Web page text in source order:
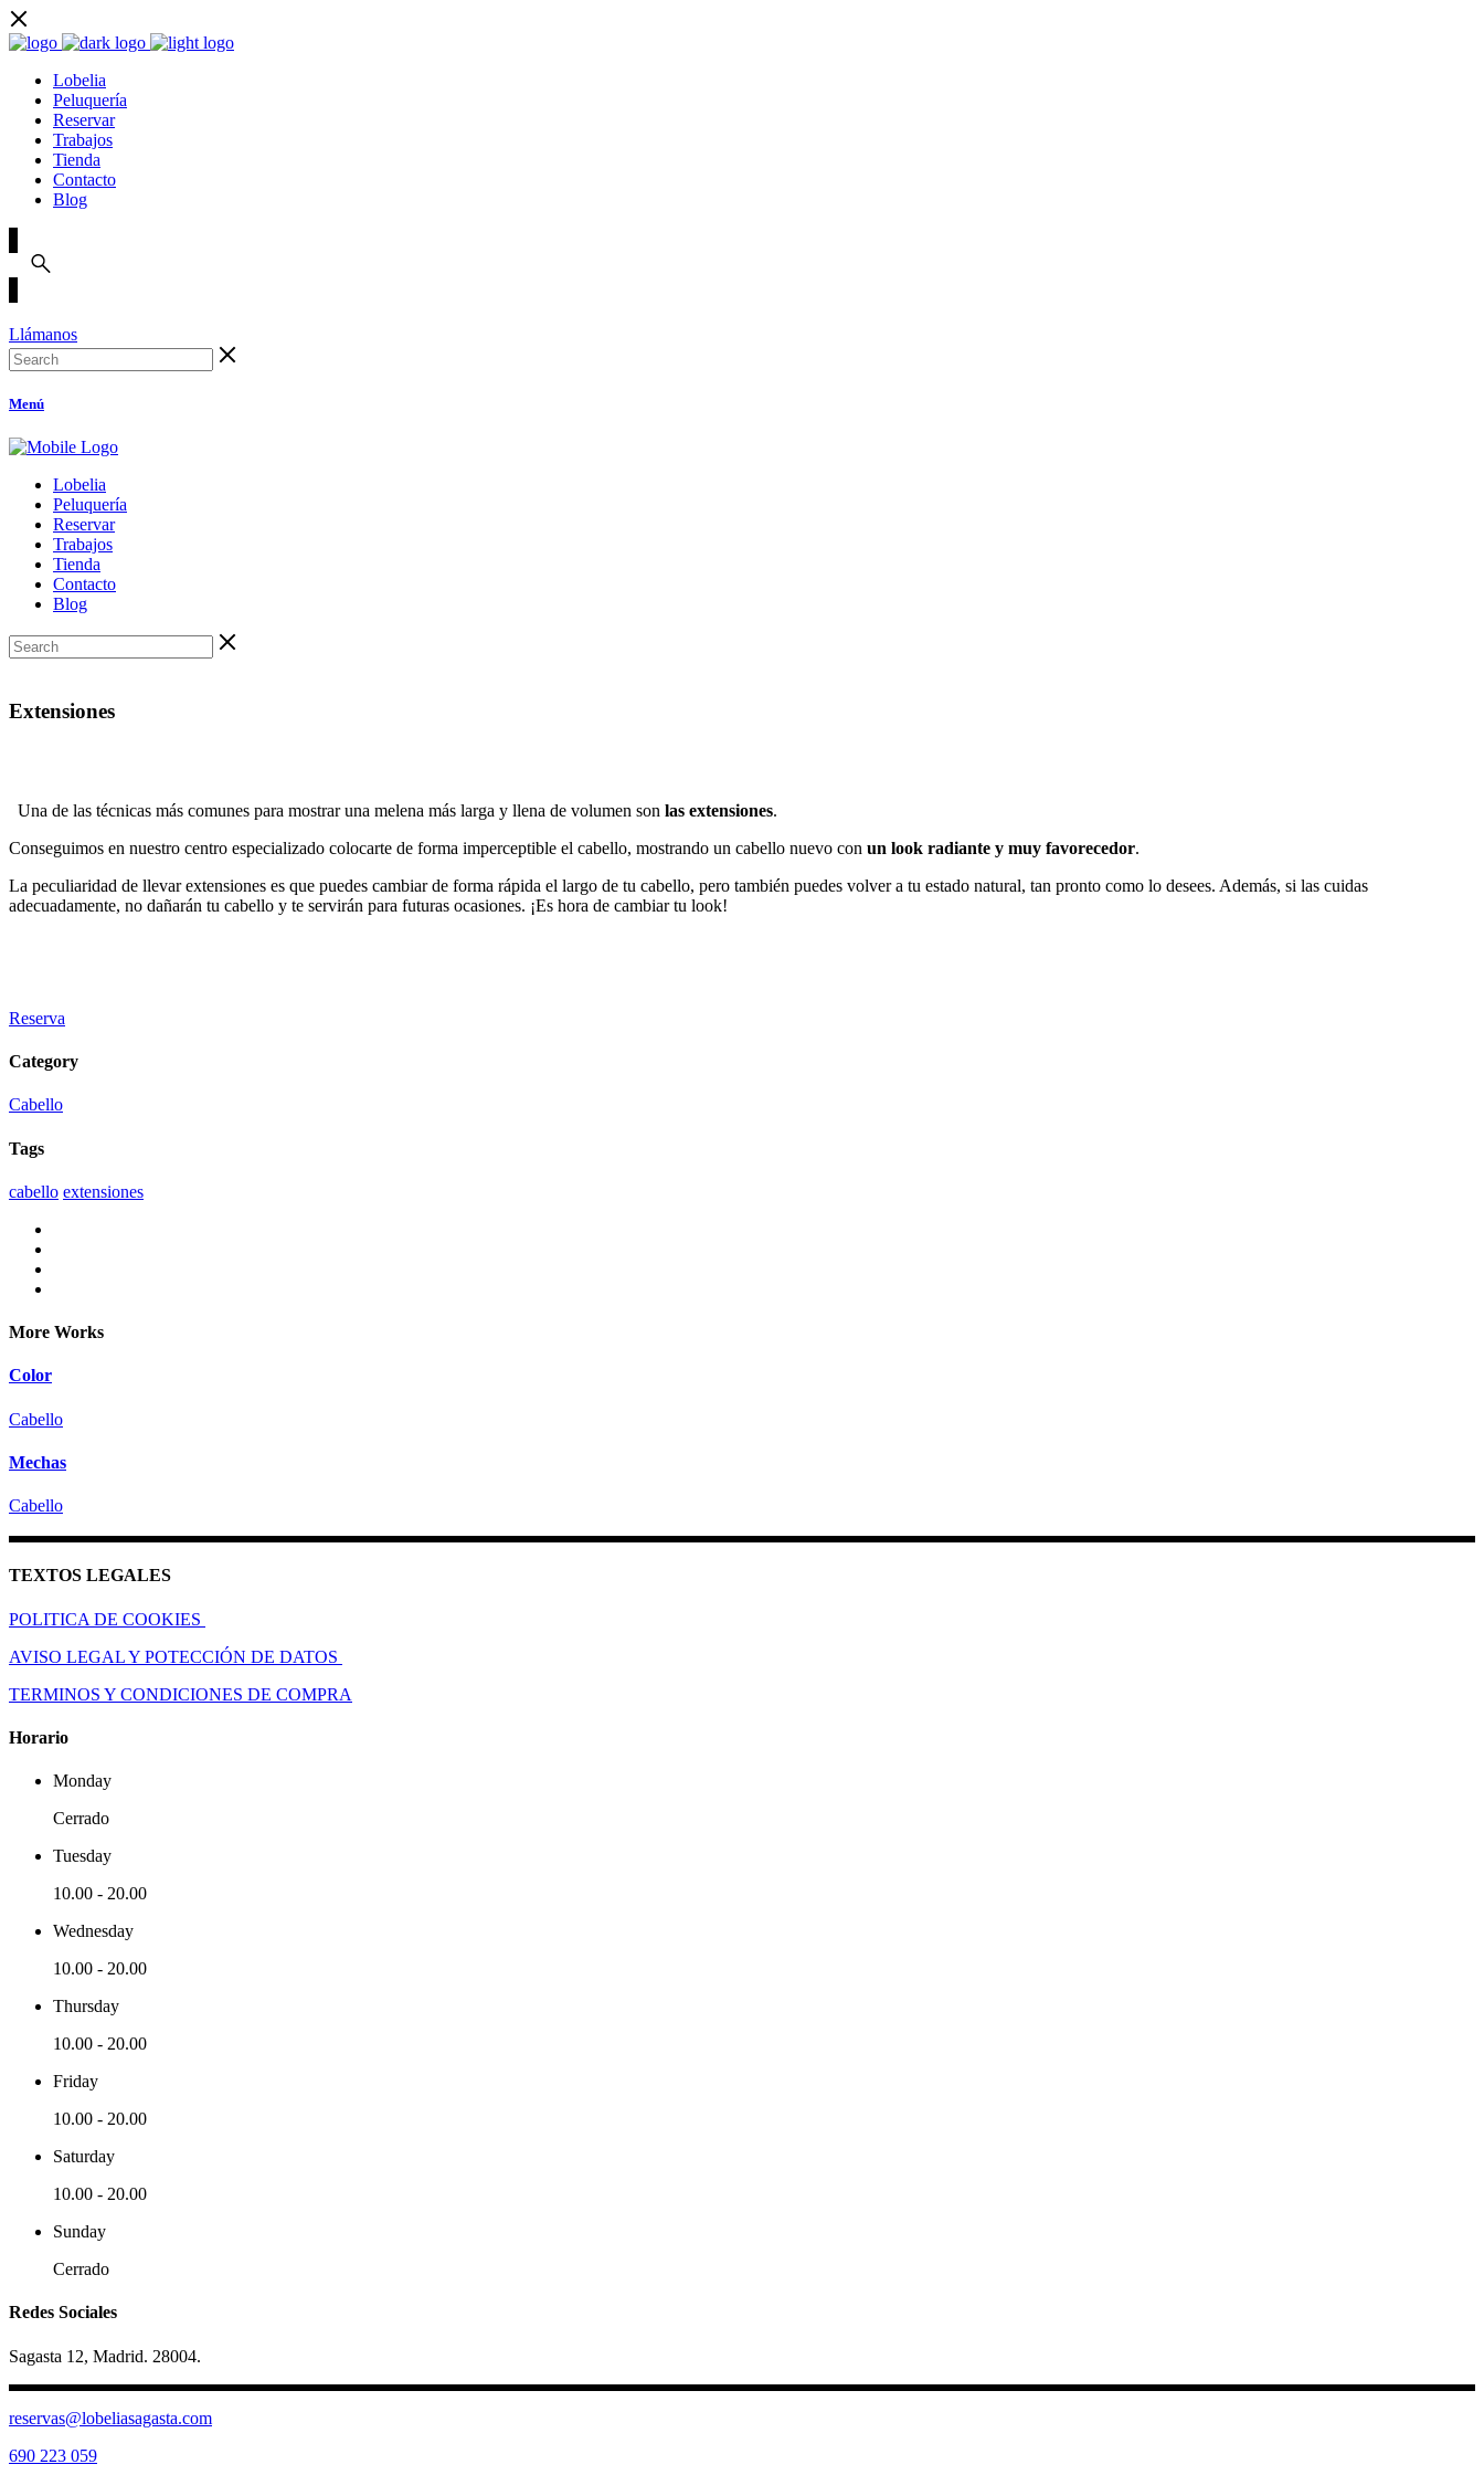
Lobelia
Peluquería
Reservar
Trabajos
Tienda
Contacto
Blog
Llámanos
Menú
Lobelia
Peluquería
Reservar
Trabajos
Tienda
Contacto
Blog
Extensiones
Una de las técnicas más comunes para mostrar una melena más larga y llena de volumen son las extensiones.
Conseguimos en nuestro centro especializado colocarte de forma imperceptible el cabello, mostrando un cabello nuevo con un look radiante y muy favorecedor.
La peculiaridad de llevar extensiones es que puedes cambiar de forma rápida el largo de tu cabello, pero también puedes volver a tu estado natural, tan pronto como lo desees. Además, si las cuidas
adecuadamente, no dañarán tu cabello y te servirán para futuras ocasiones. ¡Es hora de cambiar tu look!
Reserva
Category
Cabello
Tags
cabello extensiones
More Works
Color
Cabello
Mechas
Cabello
TEXTOS LEGALES
POLITICA DE COOKIES
AVISO LEGAL Y POTECCIÓN DE DATOS
TERMINOS Y CONDICIONES DE COMPRA
Horario
Monday
Cerrado
Tuesday
10.00 - 20.00
Wednesday
10.00 - 20.00
Thursday
10.00 - 20.00
Friday
10.00 - 20.00
Saturday
10.00 - 20.00
Sunday
Cerrado
Redes Sociales
Sagasta 12, Madrid. 28004.
reservas@lobeliasagasta.com
690 223 059